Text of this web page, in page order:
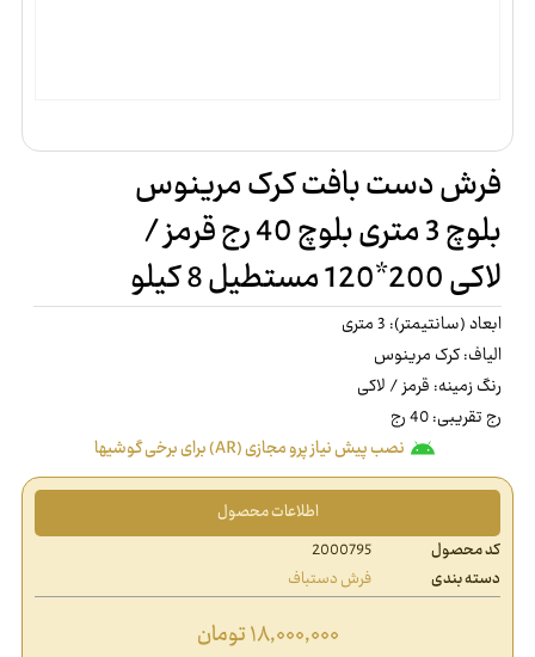
فرش دست بافت کرک مرینوس
بلوچ 3 متری بلوچ 40 رج قرمز /
لاکی 200*120 مستطیل 8 کیلو
ابعاد (سانتیمتر): 3 متری
الیاف: کرک مرینوس
رنگ زمینه: قرمز / لاکی
رج تقریبی: 40 رج
نصب پیش نیاز پرو مجازی (AR) برای برخی گوشیها
اطلاعات محصول
کد محصول
2000795
دسته بندی
فرش دستباف
۱۸,۰۰۰,۰۰۰تومان